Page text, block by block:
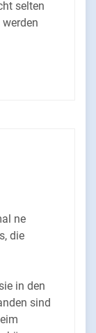
selten
ne
die
in den
sind